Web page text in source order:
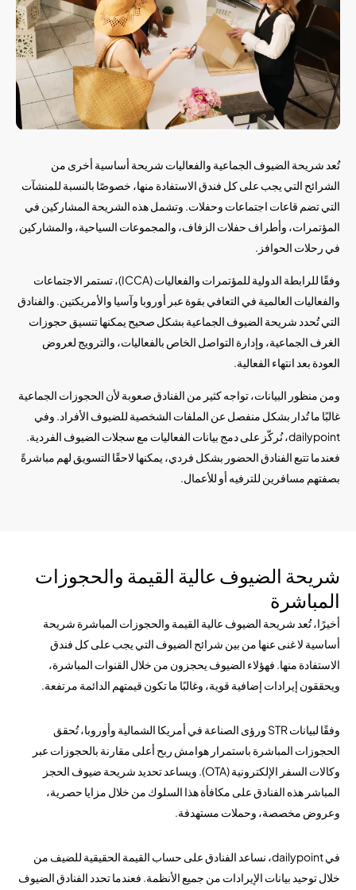
تُعد شريحة الضيوف الجماعية والفعاليات شريحة أساسية أخرى من
الشرائح التي يجب على كل فندق الاستفادة منها، خصوصًا بالنسبة للمنشآت
التي تضم قاعات اجتماعات وحفلات. وتشمل هذه الشريحة المشاركين في
المؤتمرات، وأطراف حفلات الزفاف، والمجموعات السياحية، والمشاركين
في رحلات الحوافز.
وفقًا للرابطة الدولية للمؤتمرات والفعاليات (ICCA)، تستمر الاجتماعات
والفعاليات العالمية في التعافي بقوة عبر أوروبا وآسيا والأمريكتين. والفنادق
التي تُحدد شريحة الضيوف الجماعية بشكل صحيح يمكنها تنسيق حجوزات
الغرف الجماعية، وإدارة التواصل الخاص بالفعاليات، والترويج لعروض
العودة بعد انتهاء الفعالية.
ومن منظور البيانات، تواجه كثير من الفنادق صعوبة لأن الحجوزات الجماعية
غالبًا ما تُدار بشكل منفصل عن الملفات الشخصية للضيوف الأفراد. وفي
dailypoint، نُركّز على دمج بيانات الفعاليات مع سجلات الضيوف الفردية.
فعندما تتبع الفنادق الحضور بشكل فردي، يمكنها لاحقًا التسويق لهم مباشرةً
بصفتهم مسافرين للترفيه أو للأعمال.
شريحة الضيوف عالية القيمة والحجوزات
المباشرة
أخيرًا، تُعد شريحة الضيوف عالية القيمة والحجوزات المباشرة شريحة
أساسية لا غنى عنها من بين شرائح الضيوف التي يجب على كل فندق
الاستفادة منها. فهؤلاء الضيوف يحجزون من خلال القنوات المباشرة،
ويحققون إيرادات إضافية قوية، وغالبًا ما تكون قيمتهم الدائمة مرتفعة.
وفقًا لبيانات STR ورؤى الصناعة في أمريكا الشمالية وأوروبا، تُحقق
الحجوزات المباشرة باستمرار هوامش ربح أعلى مقارنة بالحجوزات عبر
وكالات السفر الإلكترونية (OTA). ويساعد تحديد شريحة ضيوف الحجز
المباشر هذه الفنادق على مكافأة هذا السلوك من خلال مزايا حصرية،
وعروض مخصصة، وحملات مستهدفة.
في dailypoint، نساعد الفنادق على حساب القيمة الحقيقية للضيف من
خلال توحيد بيانات الإيرادات من جميع الأنظمة. فعندما تحدد الفنادق الضيوف